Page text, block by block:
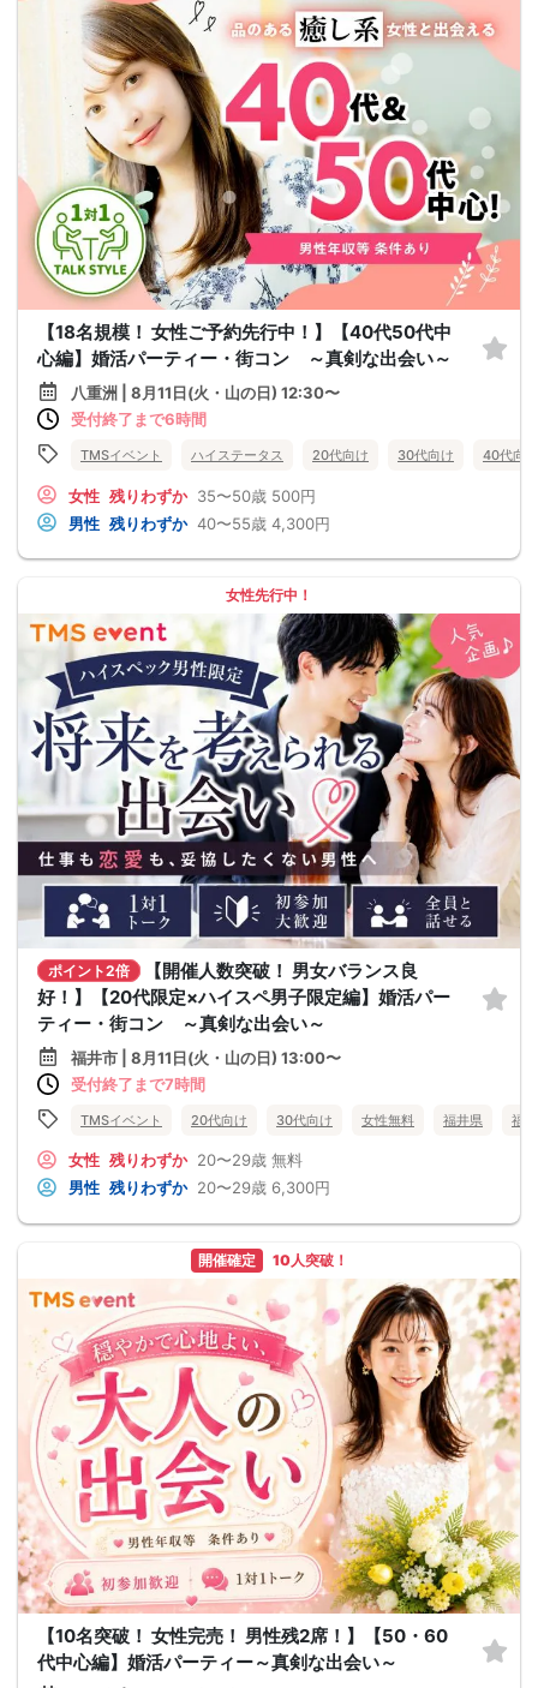
【18名規模！ 女性ご予約先行中！】【40代50代中
心編】婚活パーティー・街コン ～真剣な出会い～
八重洲 | 8月11日(火・山の日) 12:30〜
受付終了まで6時間
TMSイベント ハイステータス 20代向け 30代向け 40代向け
女性 残りわずか 35〜50歳 500円
男性 残りわずか 40〜55歳 4,300円
女性先行中！
ポイント2倍
【開催人数突破！ 男女バランス良
好！】【20代限定×ハイスペ男子限定編】婚活パー
ティー・街コン ～真剣な出会い～
福井市 | 8月11日(火・山の日) 13:00〜
受付終了まで7時間
TMSイベント 20代向け 30代向け 女性無料 福井県 福
女性 残りわずか 20〜29歳 無料
男性 残りわずか 20〜29歳 6,300円
開催確定 10人突破！
【10名突破！ 女性完売！ 男性残2席！】【50・60
代中心編】婚活パーティー～真剣な出会い～